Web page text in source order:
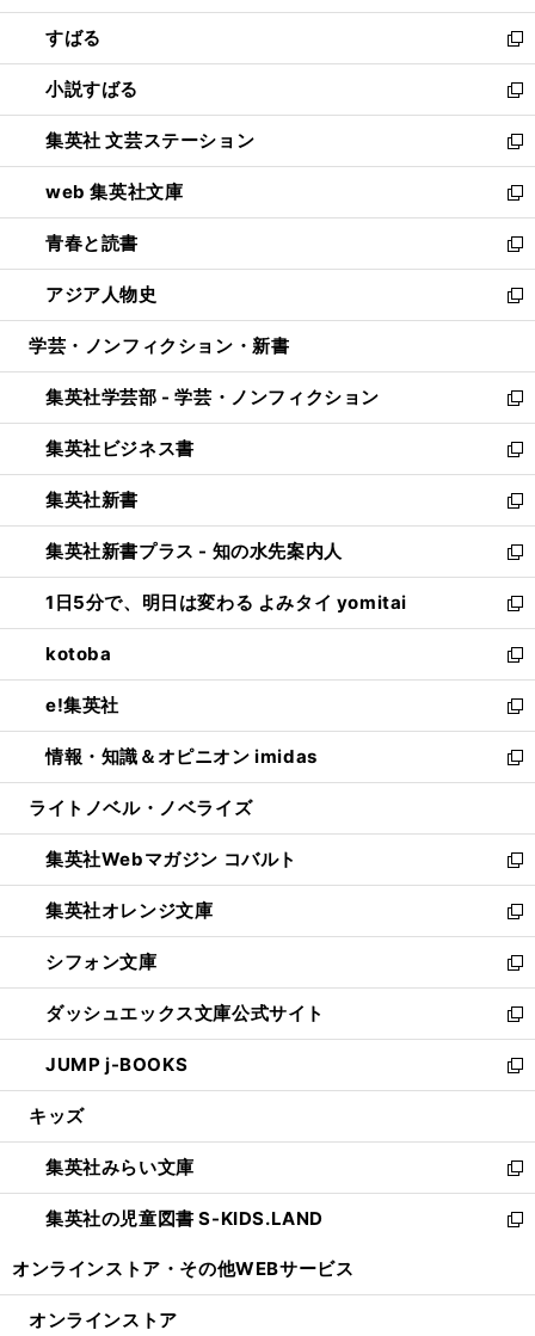
開
く
ウ
で
開
く
ン
ド
ウ
で
開
く
すばる
新
し
い
ウ
ィ
ン
ド
ウ
で
開
く
小説すばる
新
し
い
ウ
ィ
ン
ド
ウ
で
開
集英社 文芸ステーション
新
し
い
ウ
ィ
ン
ド
ウ
開
く
web 集英社文庫
新
し
い
ウ
ィ
ン
ウ
で
開
く
青春と読書
新
し
い
ウ
ン
ド
ウ
で
開
く
アジア人物史
新
し
ウ
ィ
ン
ド
ウ
で
開
く
学芸・ノンフィクション・新書
集英社学芸部 - 学芸・ノンフィクション
新
し
い
ウ
ィ
ン
ド
ウ
で
開
く
集英社ビジネス書
新
し
い
ウ
ィ
ン
ド
ウ
で
開
く
集英社新書
新
し
い
ウ
ィ
ン
ド
ウ
で
開
く
集英社新書プラス - 知の水先案内人
新
し
い
ウ
ィ
ン
ド
ウ
で
開
1日5分で、明日は変わる よみタイ yomitai
新
し
い
ウ
ィ
ン
ド
ウ
開
く
kotoba
新
し
い
ウ
ィ
ン
ウ
で
開
く
e!集英社
新
し
い
ウ
ン
ド
ウ
で
開
く
情報・知識＆オピニオン imidas
新
し
ウ
ィ
ン
ド
ウ
で
開
く
ライトノベル・ノベライズ
集英社Webマガジン コバルト
新
し
い
ウ
ィ
ン
ド
ウ
で
開
集英社オレンジ文庫
新
し
い
ウ
ィ
ン
ド
ウ
開
く
シフォン文庫
新
し
い
ウ
ィ
ン
ウ
で
開
く
ダッシュエックス文庫公式サイト
新
し
い
ウ
ン
ド
ウ
で
JUMP j-BOOKS
新
し
ウ
ィ
ン
ド
開
キッズ
集英社みらい文庫
新
し
い
ン
集英社の児童図書 S-KIDS.LAND
新
ウ
オンラインストア・ その他WEBサービス
オンラインストア